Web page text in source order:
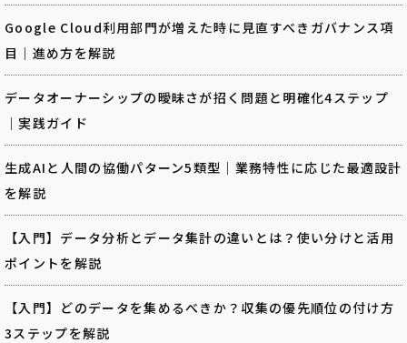
Google Cloud利用部門が増えた時に見直すべきガバナンス項
目｜進め方を解説
データオーナーシップの曖昧さが招く問題と明確化4ステップ
｜実践ガイド
生成AIと人間の協働パターン5類型｜業務特性に応じた最適設計
を解説
【入門】データ分析とデータ集計の違いとは？使い分けと活用
ポイントを解説
【入門】どのデータを集めるべきか？収集の優先順位の付け方
3ステップを解説